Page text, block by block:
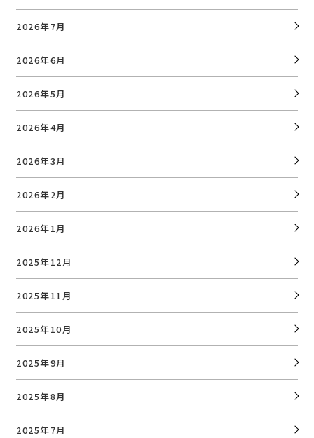
2026年7月
2026年6月
2026年5月
2026年4月
2026年3月
2026年2月
2026年1月
2025年12月
2025年11月
2025年10月
2025年9月
2025年8月
2025年7月